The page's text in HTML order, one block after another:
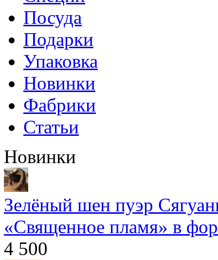
Посуда
Подарки
Упаковка
Новинки
Фабрики
Статьи
Новинки
Зелёный шен пуэр
«Священное пламя» в
4 500